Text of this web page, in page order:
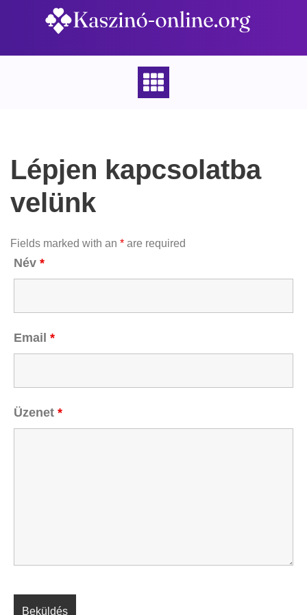
Lépjen kapcsolatba
velünk
Fields marked with an * are required
Név *
Email *
Üzenet *